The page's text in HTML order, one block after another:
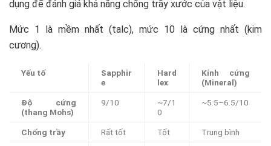
dụng để đánh giá khả năng chống trầy xước của vật liệu.
Mức 1 là mềm nhất (talc), mức 10 là cứng nhất (kim
cương).
Yếu tố
Sapphir
e
Hard
lex
Kính cứng
(Mineral)
Độ cứng
(thang Mohs)
9/10
~7/1
0
~5.5–6.5/10
Chống trầy Rất tốt Tốt Trung bình